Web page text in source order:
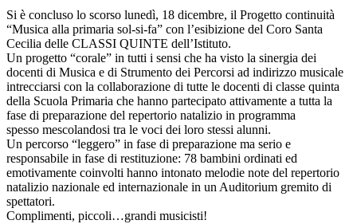
Si è concluso lo scorso lunedì, 18 dicembre, il Progetto continuità
“Musica alla primaria sol-si-fa” con l’esibizione del Coro Santa
Cecilia delle CLASSI QUINTE dell’Istituto.
Un progetto “corale” in tutti i sensi che ha visto la sinergia dei
docenti di Musica e di Strumento dei Percorsi ad indirizzo musicale
intrecciarsi con la collaborazione di tutte le docenti di classe quinta
della Scuola Primaria che hanno partecipato attivamente a tutta la
fase di preparazione del repertorio natalizio in programma
spesso mescolandosi tra le voci dei loro stessi alunni.
Un percorso “leggero” in fase di preparazione ma serio e
responsabile in fase di restituzione: 78 bambini ordinati ed
emotivamente coinvolti hanno intonato melodie note del repertorio
natalizio nazionale ed internazionale in un Auditorium gremito di
spettatori.
Complimenti, piccoli…grandi musicisti!